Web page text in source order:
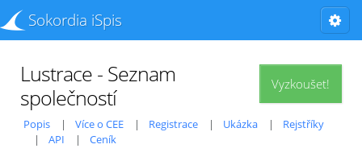
Sokordia iSpis
Vyzkoušet!
Lustrace - Seznam
společností
Popis Více o CEE Registrace Ukázka
Rejstříky
API
Ceník